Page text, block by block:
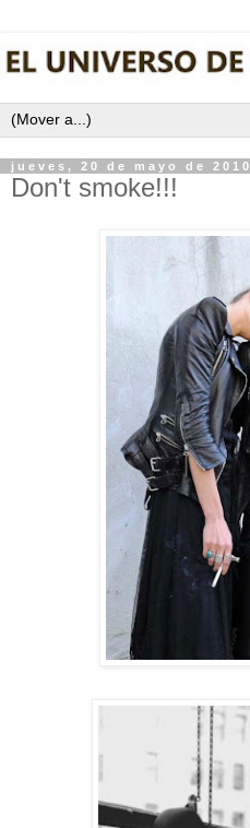
jueves, 20 de mayo de 2010
Don't smoke!!!